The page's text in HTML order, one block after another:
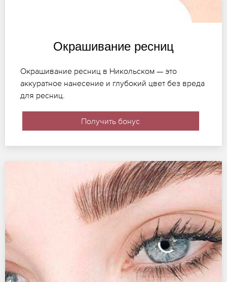
Окрашивание ресниц
Окрашивание ресниц в Никольском — это
аккуратное нанесение и глубокий цвет без вреда
для ресниц.
Получить бонус